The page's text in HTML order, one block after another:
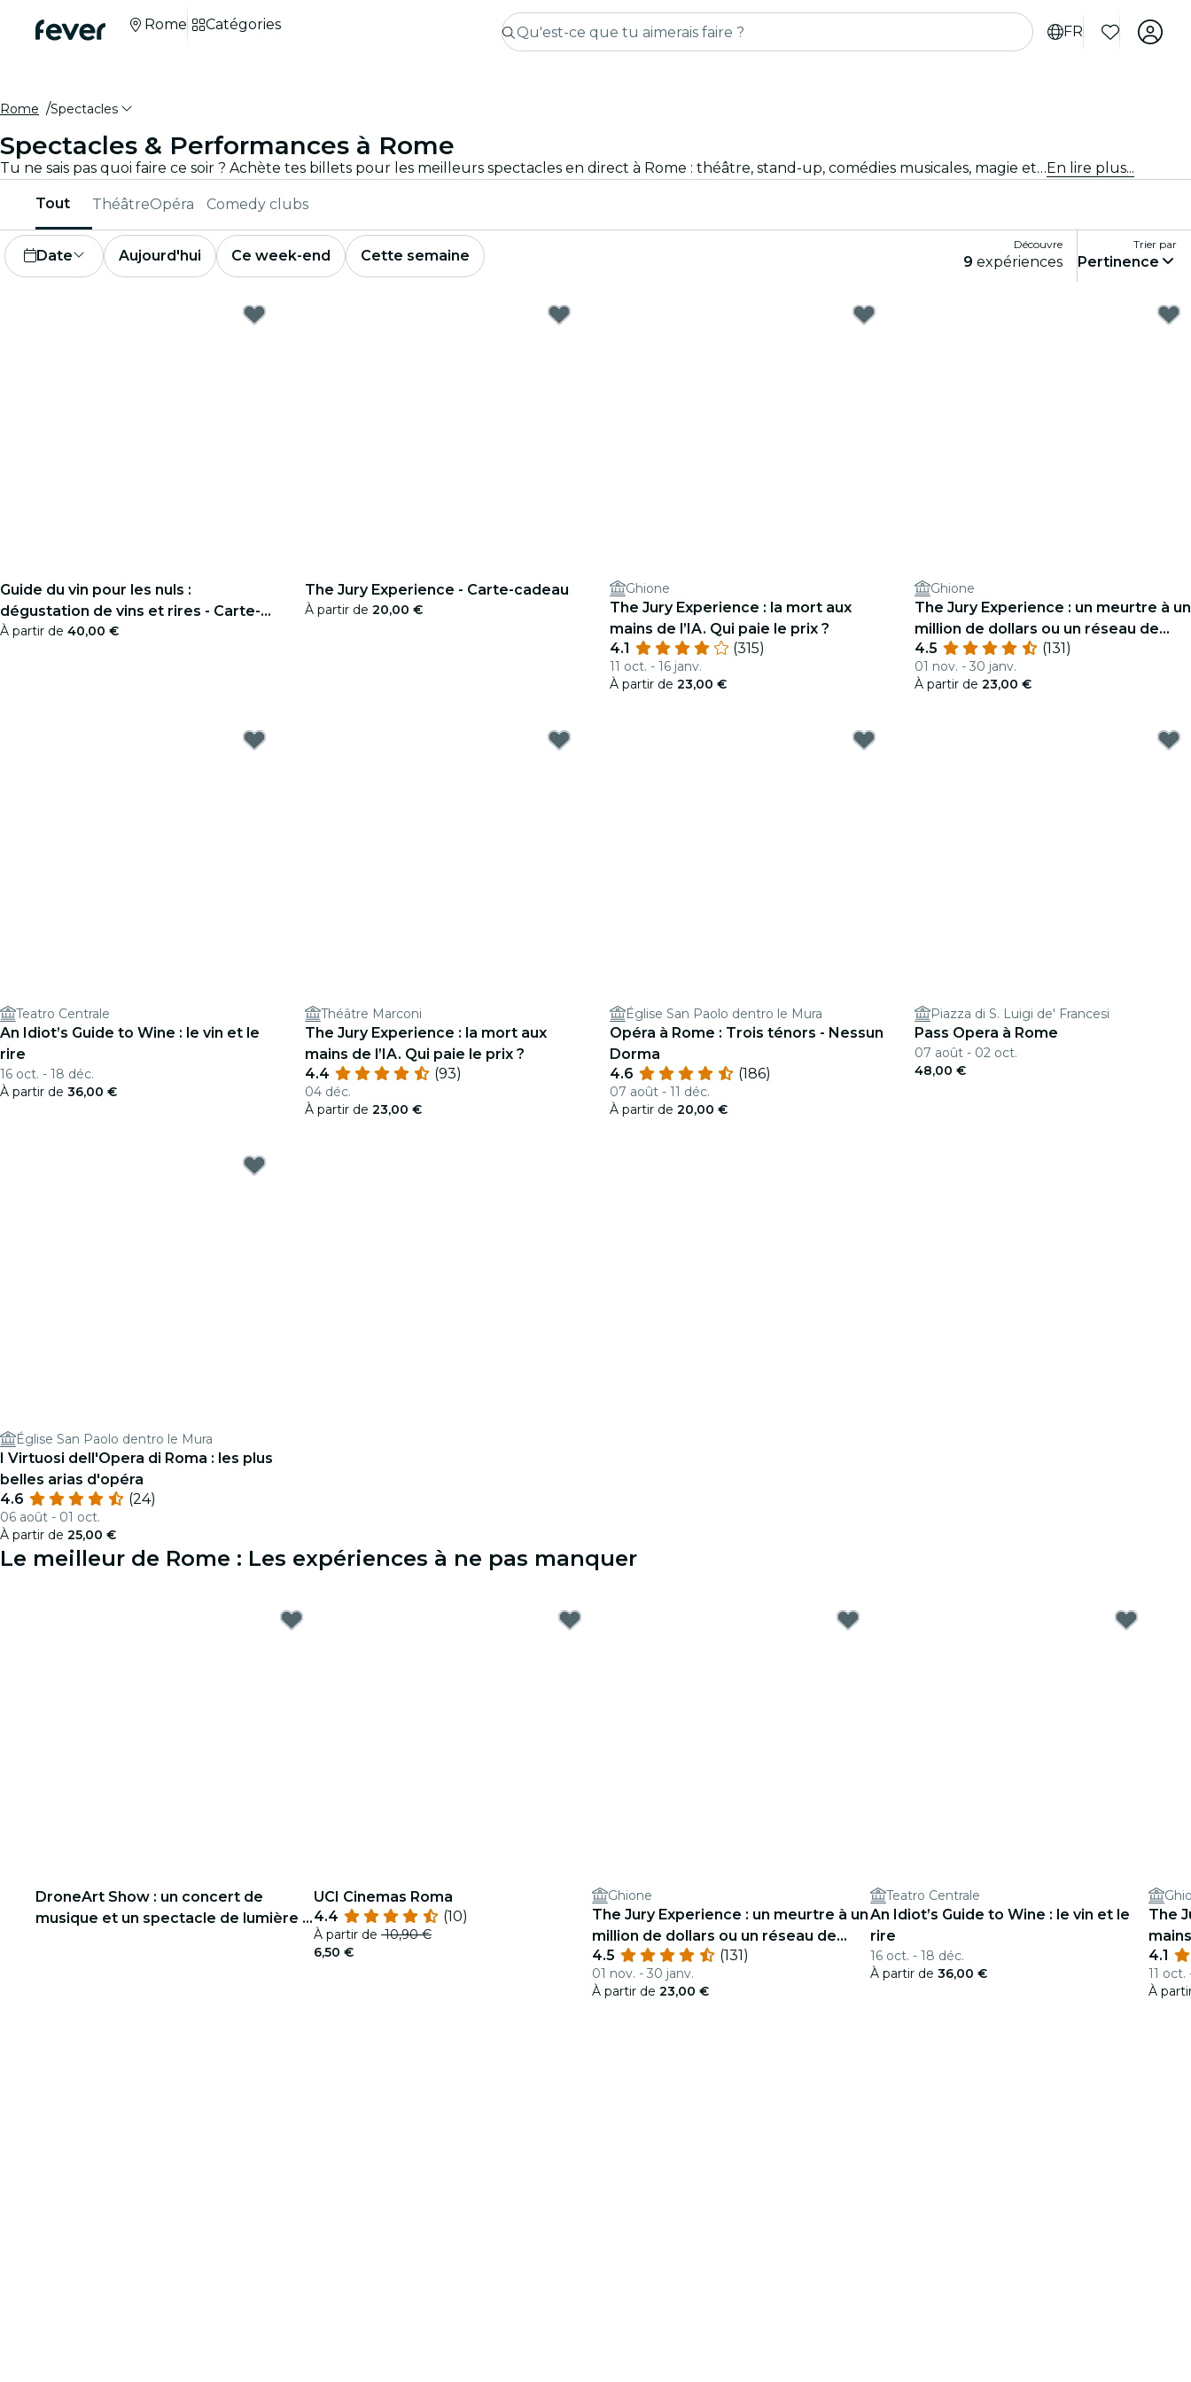
FR
Rome Catégories
Rome Spectacles
Spectacles & Performances à Rome
Tu ne sais pas quoi faire ce soir ? Achète tes billets pour les meilleurs spectacles en direct à Rome : théâtre, stand-up, comédies musicales, magie et bien plus.En lire plus...
Tout ThéâtreOpéra Comedy clubs
Date Aujourd'hui Ce week-end Cette semaine
Découvre
9 expériences
Trier par
Pertinence
Guidе du vin pour les nuls :
dégustation de vins et rires - Carte-
cadeau
À partir de 40,00 €
The Jury Experience - Carte-cadeau
À partir de 20,00 €
Ghione
The Jury Experience : la mort aux
mains de l’IA. Qui paie le prix ?
4.1
(315)
11 oct. - 16 janv.
À partir de 23,00 €
Ghione
The Jury Experience : un meurtre à un
million de dollars ou un réseau de
mensonges ?
4.5 (131)
01 nov. - 30 janv.
À partir de 23,00 €
Teatro Centrale
An Idiot’s Guide to Wine : le vin et le
rire
16 oct. - 18 déc.
À partir de 36,00 €
Théâtre Marconi
The Jury Experience : la mort aux
mains de l’IA. Qui paie le prix ?
4.4
(93)
04 déc.
À partir de 23,00 €
Église San Paolo dentro le Mura
Opéra à Rome : Trois ténors - Nessun
Dorma
4.6
(186)
07 août - 11 déc.
À partir de 20,00 €
Piazza di S. Luigi de' Francesi
Pass Opera à Rome
07 août - 02 oct.
48,00 €
Église San Paolo dentro le Mura
I Virtuosi dell'Opera di Roma : les plus
belles arias d'opéra
4.6
(24)
06 août - 01 oct.
À partir de 25,00 €
Le meilleur de Rome : Les expériences à ne pas manquer
DroneArt Show : un concert de
musique et un spectacle de lumière à
UCI Cinemas Roma
4.4
(10)
À partir de 10,90 €
6,50 €
Ghione
The Jury Experience : un meurtre à un
million de dollars ou un réseau de
mensonges ?
4.5 (131)
01 nov. - 30 janv.
À partir de 23,00 €
Teatro Centrale
An Idiot’s Guide to Wine : le vin et le
rire
16 oct. - 18 déc.
À partir de 36,00 €
The
4.1
11 oct.
À